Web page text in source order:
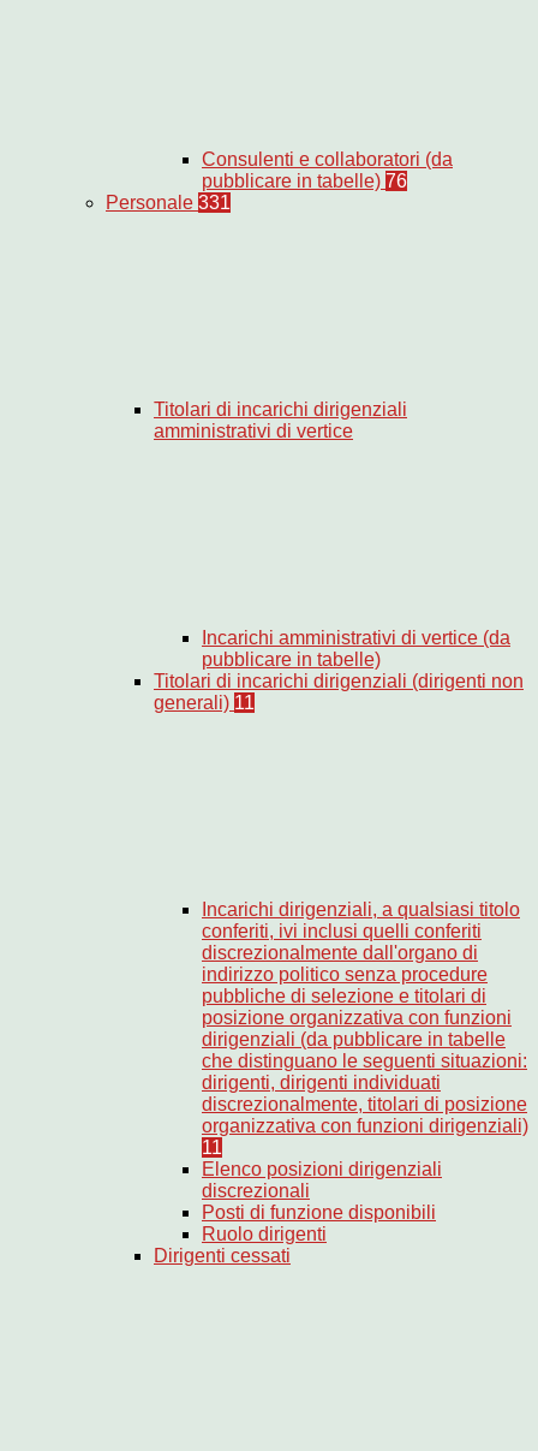
Consulenti e collaboratori (da
pubblicare in tabelle) 76
Personale 331
Titolari di incarichi dirigenziali
amministrativi di vertice
Incarichi amministrativi di vertice (da
pubblicare in tabelle)
Titolari di incarichi dirigenziali (dirigenti non
generali) 11
Incarichi dirigenziali, a qualsiasi titolo
conferiti, ivi inclusi quelli conferiti
discrezionalmente dall'organo di
indirizzo politico senza procedure
pubbliche di selezione e titolari di
posizione organizzativa con funzioni
dirigenziali (da pubblicare in tabelle
che distinguano le seguenti situazioni:
dirigenti, dirigenti individuati
discrezionalmente, titolari di posizione
organizzativa con funzioni dirigenziali)
11
Elenco posizioni dirigenziali
discrezionali
Posti di funzione disponibili
Ruolo dirigenti
Dirigenti cessati